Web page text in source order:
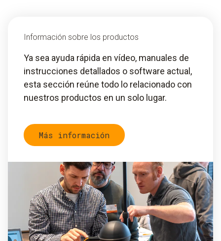
Información sobre los productos
Ya sea ayuda rápida en vídeo, manuales de
instrucciones detallados o software actual,
esta sección reúne todo lo relacionado con
nuestros productos en un solo lugar.
Más información